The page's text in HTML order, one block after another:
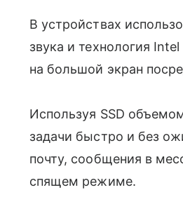
В устройствах
звука и технология
на большой экран
Используя SSD
задачи быстро и без
почту, сообщения в
спящем режиме.